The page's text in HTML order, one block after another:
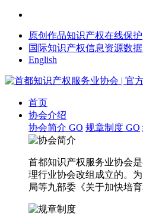
原创作品知识产权在线保护
国际知识产权信息资源数
English
首页
协会介绍
协会简介 GO 规章制度 GO
首都知识产权服务业协会
理行业协会改组成立的。
局等九部委《关于加快培